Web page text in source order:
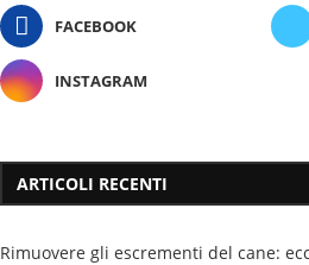
FACEBOOK
INSTAGRAM
ARTICOLI RECENTI
Rimuovere gli escrementi del cane: